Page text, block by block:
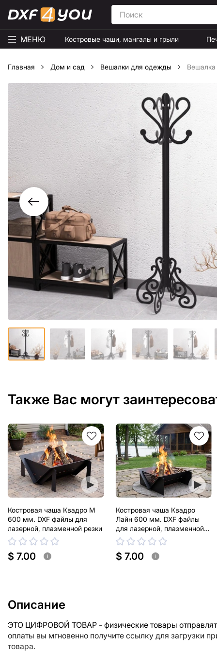
МЕНЮ Костровые чаши, мангалы и грыли
Главная Дом и сад Вешалки для одежды Вешалка
Также Вас могут
Костровая чаша Квадро М
600 мм. DXF файлы для
лазерной, плазменной резки
$ 7.00 i
Костровая чаша Квадро
Лайн 600 мм. DXF файлы
для лазерной, плазменной
резки
$ 7.00 i
Описание
ЭТО ЦИФРОВОЙ ТОВАР - физические товары
оплаты вы мгновенно получите ссылку для загрузки
товара.